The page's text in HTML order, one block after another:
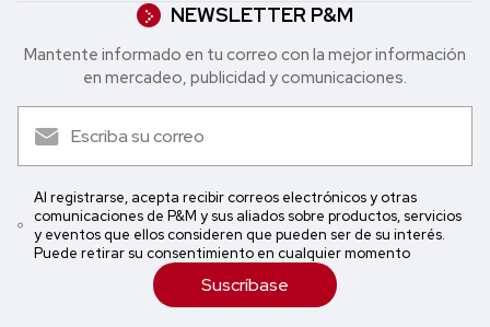
NEWSLETTER P&M
Mantente informado en tu correo con la mejor in formación
en mercadeo, publicidad y comunicaciones.
Al registrarse, acepta recibir correos electrónicos y otras
comunicaciones de P&M y sus aliados sobre productos, servicios
y eventos que ellos consideren que pueden ser de su interés.
Puede retirar su consentimiento en cualquier momento
Suscríbase